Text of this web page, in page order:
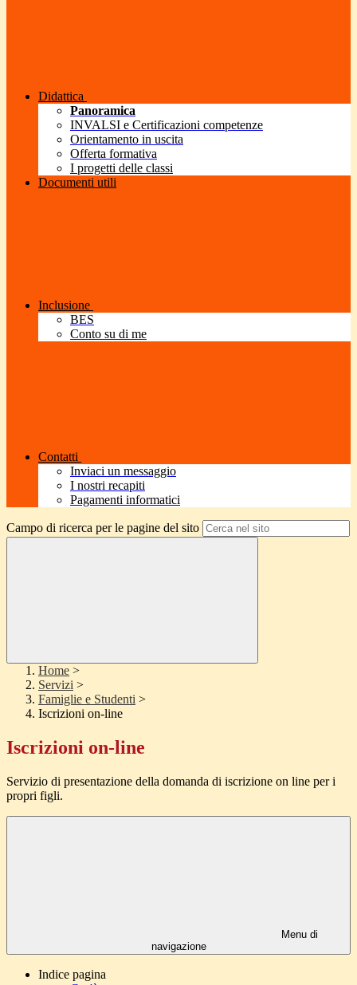
Didattica
Panoramica
INVALSI e Certificazioni competenze
Orientamento in uscita
Offerta formativa
I progetti delle classi
Documenti utili
Inclusione
BES
Conto su di me
Contatti
Inviaci un messaggio
I nostri recapiti
Pagamenti informatici
Campo di ricerca per le pagine del sito
Home >
Servizi >
Famiglie e Studenti >
Iscrizioni on-line
Iscrizioni on-line
Servizio di presentazione della domanda di iscrizione on line per i
propri figli.
Menu di
navigazione
Indice pagina